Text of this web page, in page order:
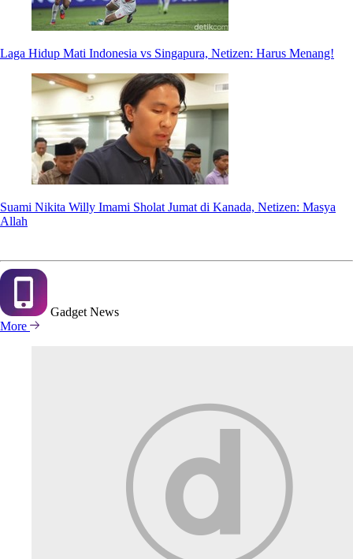
Laga Hidup Mati Indonesia vs Singapura, Netizen: Harus Menang!
Suami Nikita Willy Imami Sholat Jumat di Kanada, Netizen: Masya
Allah
Gadget News
More